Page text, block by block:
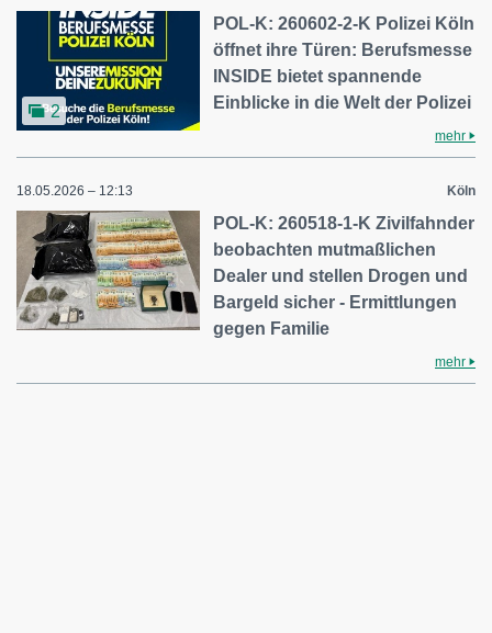
2
POL-K: 260602-2-K Polizei Köln
öffnet ihre Türen: Berufsmesse
INSIDE bietet spannende
Einblicke in die Welt der Polizei
mehr
18.05.2026 – 12:13 Köln
POL-K: 260518-1-K Zivilfahnder
beobachten mutmaßlichen
Dealer und stellen Drogen und
Bargeld sicher - Ermittlungen
gegen Familie
mehr